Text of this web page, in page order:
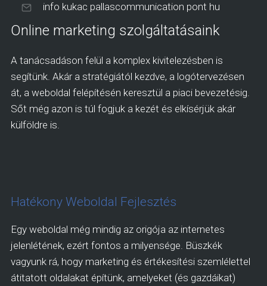
info kukac pallascommunication pont hu
Online marketing szolgáltatásaink
A tanácsadáson felül a komplex kivitelezésben is
segítünk. Akár a stratégiától kezdve, a logótervezésen
át, a weboldal felépítésén keresztül a piaci bevezetésig.
Sőt még azon is túl fogjuk a kezét és elkísérjük akár
külföldre is.
Hatékony Weboldal Fejlesztés
Egy weboldal még mindig az origója az internetes
jelenlétének, ezért fontos a milyensége. Büszkék
vagyunk rá, hogy marketing és értékesítési szemlélettel
átitatott oldalakat építünk, amelyeket (és gazdáikat)